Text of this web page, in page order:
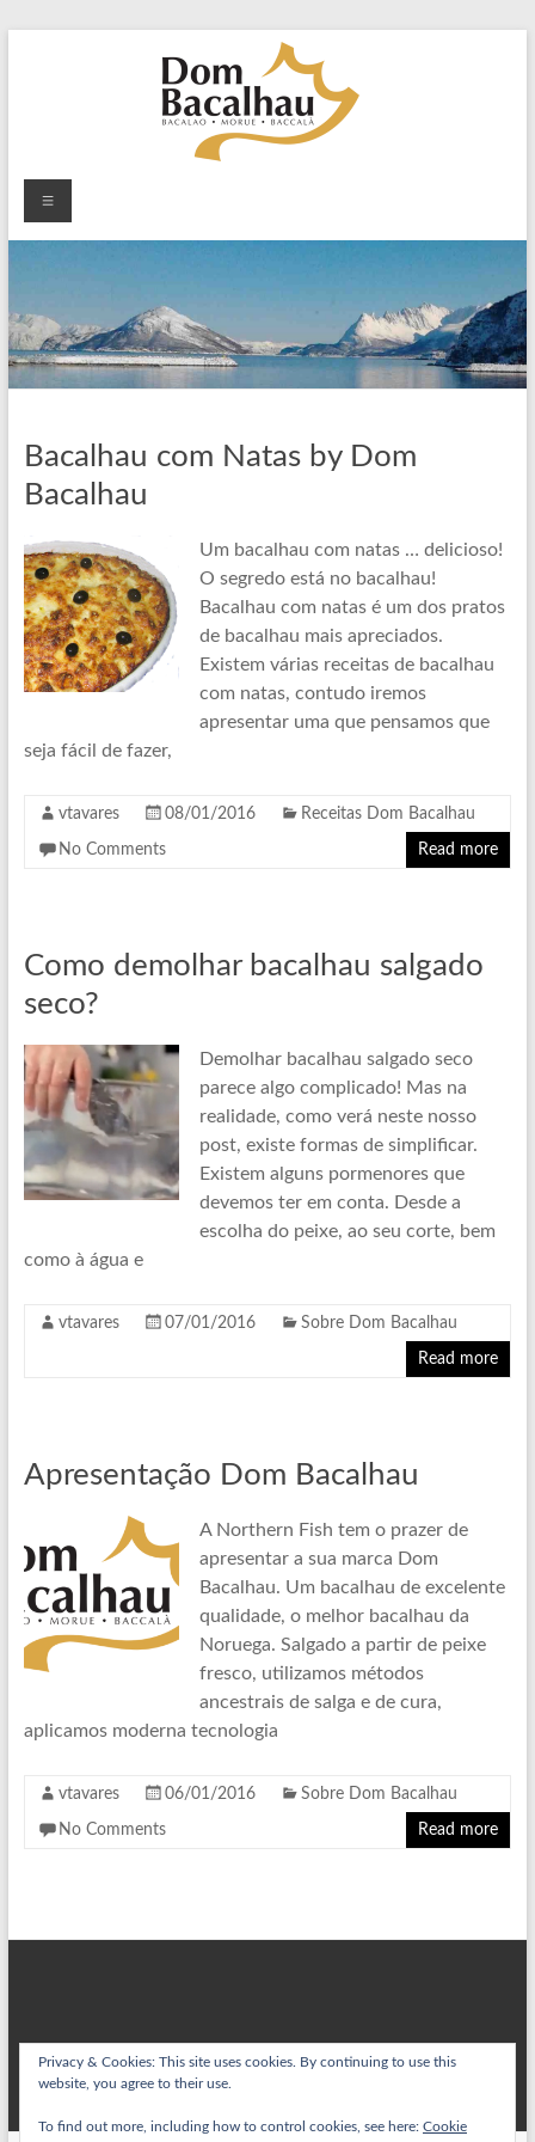
Dom
Bacalhau
o
sabor
Menu
Bacalhau com Natas by Dom
Bacalhau
Um bacalhau com natas … delicioso!
O segredo está no bacalhau!
Bacalhau com natas é um dos pratos
de bacalhau mais apreciados.
Existem várias receitas de bacalhau
com natas, contudo iremos
apresentar uma que pensamos que
seja fácil de fazer,
vtavares 08/01/2016 Receitas Dom Bacalhau
No Comments Read more
Como demolhar bacalhau salgado
seco?
Demolhar bacalhau salgado seco
parece algo complicado! Mas na
realidade, como verá neste nosso
post, existe formas de simplificar.
Existem alguns pormenores que
devemos ter em conta. Desde a
escolha do peixe, ao seu corte, bem
como à água e
vtavares 07/01/2016 Sobre Dom Bacalhau
Read more
Apresentação Dom Bacalhau
A Northern Fish tem o prazer de
apresentar a sua marca Dom
Bacalhau. Um bacalhau de excelente
qualidade, o melhor bacalhau da
Noruega. Salgado a partir de peixe
fresco, utilizamos métodos
ancestrais de salga e de cura,
aplicamos moderna tecnologia
vtavares 06/01/2016 Sobre Dom Bacalhau
No Comments Read more
Privacy & Cookies: This site uses cookies. By continuing to use this
website, you agree to their use.
To find out more, including how to control cookies, see here: Cookie